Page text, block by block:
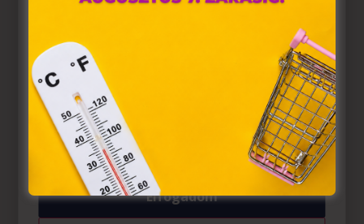
A „sütiket" az elektronikus hírközlésről szóló 2003. évi C.
törvény, az elektronikus kereskedelmi szolgáltatások, az
információs társadalommal összefüggő szolgáltatások
egyes kérdéseiről szóló 2001. évi CVIII. törvény, valamint
az Európai Unió előírásainak megfelelően használjuk.
Azon weblapoknak, melyek az Európai Unió országain
belül működnek, a „sütik" használatához, és ezeknek a
felhasználó számítógépén vagy egyéb eszközén történő
tárolásához a felhasználók hozzájárulását kell kérniük.
Elfogadom